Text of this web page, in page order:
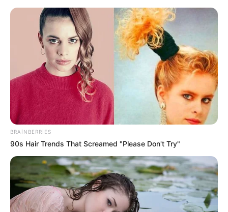
47,7111
EURO
55,1881
ALTIN
6.660,55
ANKARA33 °C
PARÇALI BULUTLU
Mekan Önerisi